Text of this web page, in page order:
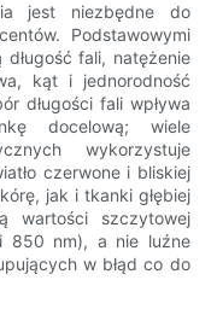
jest niezbędne do
Podstawowymi
fali, natężenie
kąt i jednorodność
długości fali wpływa
docelową; wiele
wykorzystuje
czerwone i bliskiej
jak i tkanki głębiej
wartości szczytowej
850 nm), a nie luźne
w błąd co do